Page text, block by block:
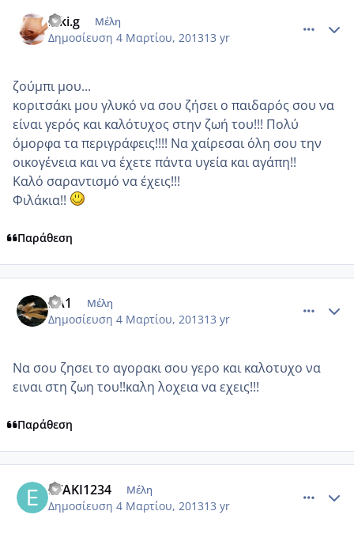
niki.g Μέλη
Δημοσίευση 4 Μαρτίου, 201313 yr
ζούμπι μου...
κοριτσάκι μου γλυκό να σου ζήσει ο παιδαρός σου να
είναι γερός και καλότυχος στην ζωή του!!! Πολύ
όμορφα τα περιγράφεις!!!! Να χαίρεσαι όλη σου την
οικογένεια και να έχετε πάντα υγεία και αγάπη!!
Καλό σαραντισμό να έχεις!!!
Φιλάκια!!
Παράθεση
KA1 Μέλη
Δημοσίευση 4 Μαρτίου, 201313 yr
Να σου ζησει το αγορακι σου γερο και καλοτυχο να
ειναι στη ζωη του!!καλη λοχεια να εχεις!!!
Παράθεση
EYAKI1234 Μέλη
Δημοσίευση 4 Μαρτίου, 201313 yr